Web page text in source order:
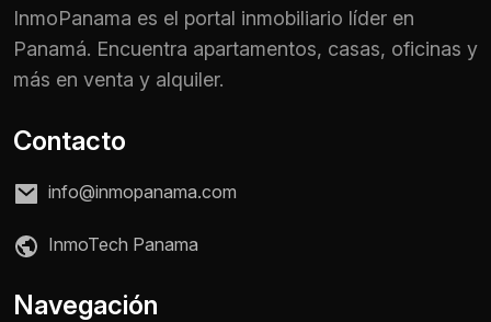
InmoPanama es el portal inmobiliario líder en
Panamá. Encuentra apartamentos, casas, oficinas y
más en venta y alquiler.
Contacto
info@inmopanama.com
InmoTech Panama
Navegación